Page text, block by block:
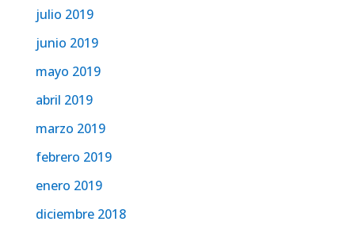
julio 2019
junio 2019
mayo 2019
abril 2019
marzo 2019
febrero 2019
enero 2019
diciembre 2018